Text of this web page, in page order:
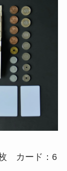
カード：6